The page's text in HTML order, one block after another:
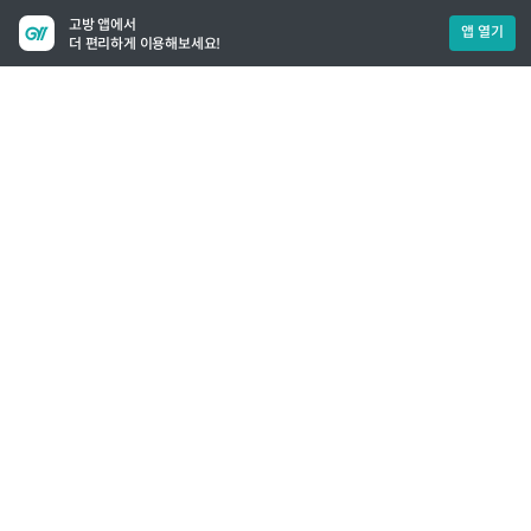
고방 앱에서
더 편리하게 이용해보세요!
앱 열기